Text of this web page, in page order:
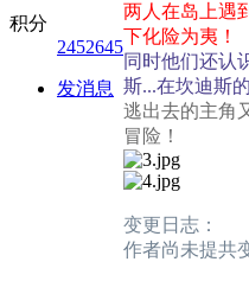
积分
2452645
发消息
两人在岛上遇
下化险为夷！
同时他们还认
斯...在坎迪斯
逃出去的主角
冒险！
变更日志：
作者尚未提共